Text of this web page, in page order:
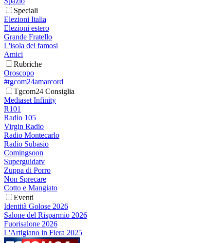
Speciali
Elezioni Italia
Elezioni estero
Grande Fratello
L'isola dei famosi
Amici
Rubriche
Oroscopo
#tgcom24amarcord
Tgcom24 Consiglia
Mediaset Infinity
R101
Radio 105
Virgin Radio
Radio Montecarlo
Radio Subasio
Comingsoon
Superguidatv
Zuppa di Porro
Non Sprecare
Cotto e Mangiato
Eventi
Identità Golose 2026
Salone del Risparmio 2026
Fuorisalone 2026
L'Artigiano in Fiera 2025